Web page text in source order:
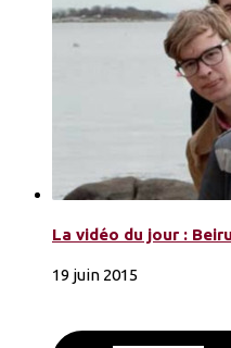
La vidéo du jour :
19 juin 2015